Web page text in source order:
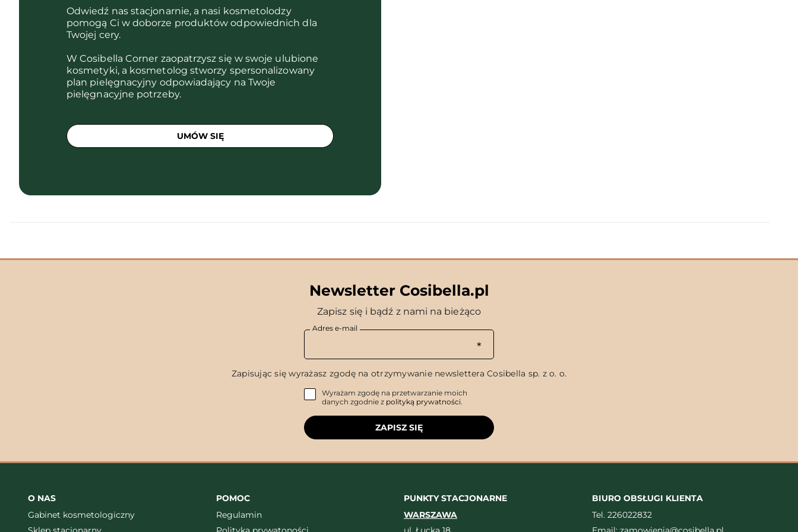
Odwiedź nas stacjonarnie, a nasi kosmetolodzy
pomogą Ci w doborze produktów odpowiednich dla
Twojej cery.
W Cosibella Corner zaopatrzysz się w swoje ulubione
kosmetyki, a kosmetolog stworzy spersonalizowany
plan pielęgnacyjny odpowiadający na Twoje
pielęgnacyjne potrzeby.
UMÓW SIĘ
Newsletter Cosibella.pl
Zapisz się i bądź z nami na bieżąco
Adres e-mail
Zapisując się wyrażasz zgodę na otrzymywanie newslettera Cosibella sp. z o. o.
Wyrażam zgodę na przetwarzanie moich
danych zgodnie z polityką prywatności.
ZAPISZ SIĘ
O NAS
Gabinet kosmetologiczny
POMOC
Regulamin
PUNKTY STACJONARNE
WARSZAWA
BIURO OBSŁUGI KLIENTA
Tel. 226022832